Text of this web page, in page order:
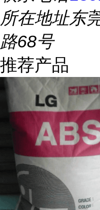
所在地址东
路68号
推荐产品